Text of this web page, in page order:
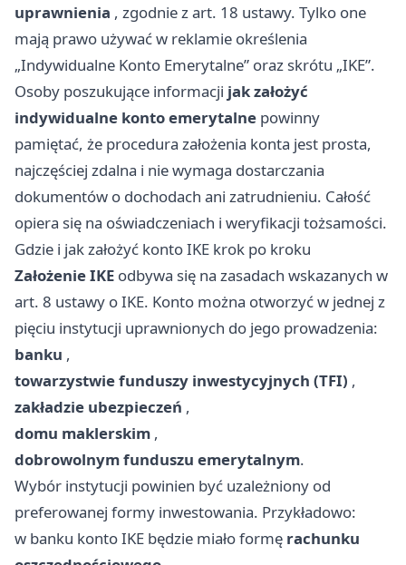
uprawnienia , zgodnie z art. 18 ustawy. Tylko one
mają prawo używać w reklamie określenia
„Indywidualne Konto Emerytalne” oraz skrótu „IKE”.
Osoby poszukujące informacji jak założyć
indywidualne konto emerytalne powinny
pamiętać, że procedura założenia konta jest prosta,
najczęściej zdalna i nie wymaga dostarczania
dokumentów o dochodach ani zatrudnieniu. Całość
opiera się na oświadczeniach i weryfikacji tożsamości.
Gdzie i jak założyć konto IKE krok po kroku
Założenie IKE odbywa się na zasadach wskazanych w
art. 8 ustawy o IKE. Konto można otworzyć w jednej z
pięciu instytucji uprawnionych do jego prowadzenia:
banku ,
towarzystwie funduszy inwestycyjnych (TFI) ,
zakładzie ubezpieczeń ,
domu maklerskim ,
dobrowolnym funduszu emerytalnym.
Wybór instytucji powinien być uzależniony od
preferowanej formy inwestowania. Przykładowo:
w banku konto IKE będzie miało formę rachunku